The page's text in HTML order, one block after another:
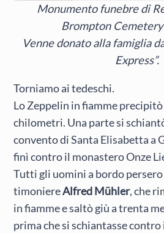
Monumento funebre di
Brompton
Venne donato alla famiglia
Express”.
Torniamo ai tedeschi.
Lo Zeppelin in fiamme
chilometri. Una parte si
convento di Santa Elisabetta a
finì contro il monastero Onze
Tutti gli uomini a bordo
timoniereAlfred Mühler, che
in fiamme e saltò giù a trenta
prima che si schiantasse